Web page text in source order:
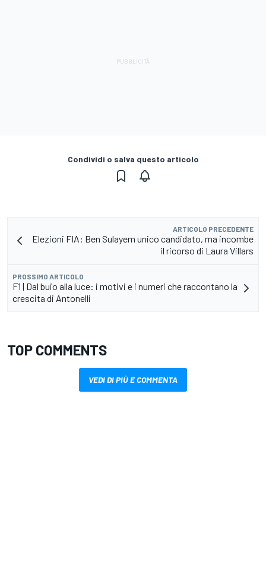
Condividi o salva questo articolo
ARTICOLO PRECEDENTE
Elezioni FIA: Ben Sulayem unico candidato, ma incombe
il ricorso di Laura Villars
PROSSIMO ARTICOLO
F1 | Dal buio alla luce: i motivi e i numeri che raccontano la
crescita di Antonelli
TOP COMMENTS
VEDI DI PIÙ E COMMENTA